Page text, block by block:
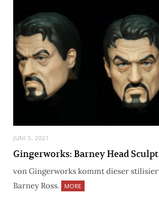
JUNI 5, 2021
Gingerworks: Barney Head Sculpt
von Gingerworks kommt dieser
Barney Ross.
MORE